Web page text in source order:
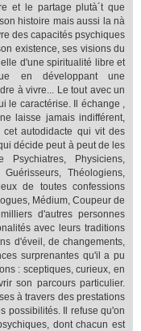
et le partage plutà´t que
histoire mais aussi la nà
des capacités psychiques
existence, ses visions du
d'une spiritualité libre et
en développant une
à vivre... Le tout avec un
le caractérise. Il échange ,
laisse jamais indifférent,
autodidacte qui vit des
décide peut à peut de les
Physiciens,
Théologiens,
de toutes confessions
Médium, Coupeur de
d'autres personnes
avec leurs traditions
d'éveil, de changements,
surprenantes qu'il a pu
: sceptiques, curieux, en
son parcours particulier.
à travers des prestations
possibilités. Il refuse qu'on
dont chacun est